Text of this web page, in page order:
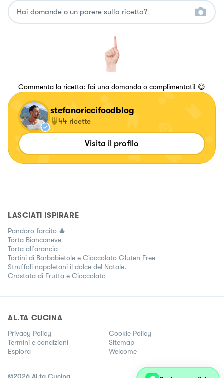
Commenta la ricetta: fai una domanda o complimentati! 😋
stefanoriccifoodblog
44 ricette
Visita il profilo
LASCIATI ISPIRARE
Pandoro farcito 🎄
Torta Biancaneve
Torta all’arancia
Tortini di Barbabietole e Cioccolato Gluten Free
Struffoli napoletani il dolce del Natale.
Crostata di Frutta e Cioccolato
AL.TA CUCINA
Privacy Policy
Cookie Policy
Termini e condizioni
Sitemap
Esplora
Welcome